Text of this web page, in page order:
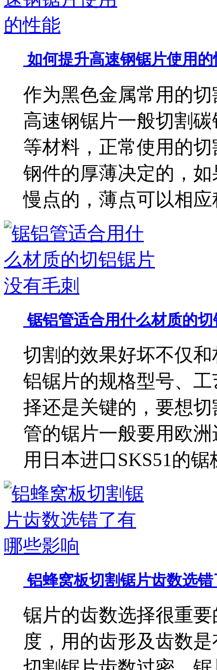
如何提升高速钢锯片使用的
作为黑色金属常用的
高速钢锯片一般切割
等材料，正常使用的
钢件的厚薄决定的，
慢点的，薄点可以相
锯铝管适合用什么材质的
切割的效果好坏不仅
铝锯片的规格型号、
择还是关键的，要想
管的锯片一般要用欧
用日本进口SKS51的
铝蜂窝板切割锯片齿数选
锯片的齿数选择很重
度，用的齿形及齿数